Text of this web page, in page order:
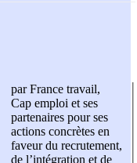
par France travail,
Cap emploi et ses
partenaires pour ses
actions concrètes en
faveur du recrutement,
de l’intégration et de